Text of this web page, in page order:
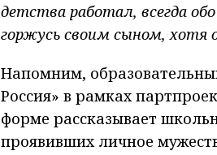
детства работал, всегда
горжусь своим сыном, хотя
Напомним,
Россия» в рамках
форме рассказывает
проявивших личное